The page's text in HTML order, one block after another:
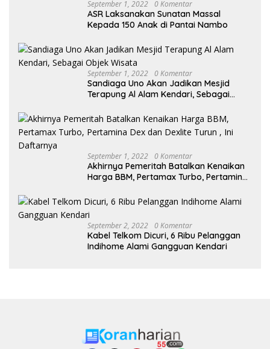
September 1, 2022 0 Komentar
ASR Laksanakan Sunatan Massal
Kepada 150 Anak di Pantai Nambo
September 1, 2022 0 Komentar
Sandiaga Uno Akan Jadikan Mesjid
Terapung Al Alam Kendari, Sebagai
September 1, 2022 0 Komentar
Akhirnya Pemeritah Batalkan Kenaikan
Harga BBM, Pertamax Turbo, Pertamina
September 2, 2022 0 Komentar
Kabel Telkom Dicuri, 6 Ribu Pelanggan
Indihome Alami Gangguan Kendari